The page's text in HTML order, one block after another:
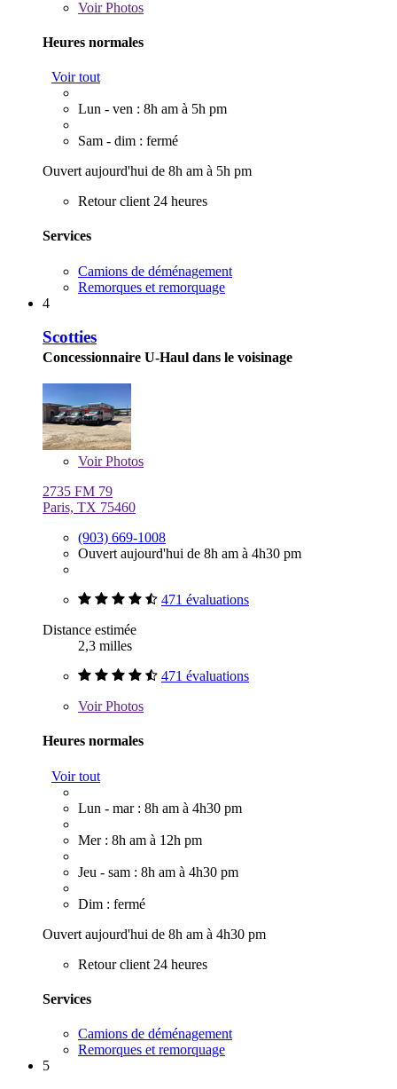
VoirPhotos
Heures normales
Voir tout
Lun - ven : 8h am à 5h pm
Sam - dim : fermé
Ouvert aujourd'hui de 8h am à 5h pm
Retour client 24 heures
Services
Camions de déménagement
Remorques et remorquage
4
Scotties
Concessionnaire U-Haul dans le voisinage
VoirPhotos
2735 FM 79
Paris, TX 75460
(903) 669-1008
Ouvert aujourd'hui de 8h am à 4h30 pm
471 évaluations
Distance estimée
2,3 milles
471 évaluations
VoirPhotos
Heures normales
Voir tout
Lun - mar : 8h am à 4h30 pm
Mer : 8h am à 12h pm
Jeu - sam : 8h am à 4h30 pm
Dim : fermé
Ouvert aujourd'hui de 8h am à 4h30 pm
Retour client 24 heures
Services
Camions de déménagement
Remorques et remorquage
5